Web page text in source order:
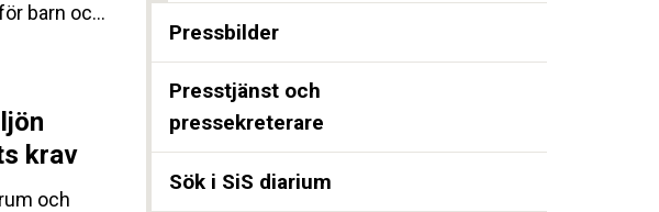
Pressbilder
Presstjänst och
pressekreterare
Sök i SiS diarium
barn och
krav
och